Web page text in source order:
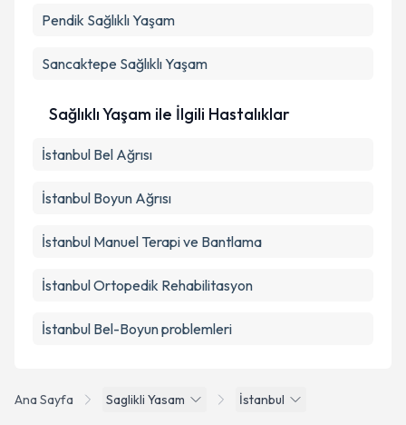
Ana Sayfa Saglikli Yasam İstanbul
Pendik Sağlıklı Yaşam
Sancaktepe Sağlıklı Yaşam
Sağlıklı Yaşam ile İlgili Hastalıklar
İstanbul Bel Ağrısı
İstanbul Boyun Ağrısı
İstanbul Manuel Terapi ve Bantlama
İstanbul Ortopedik Rehabilitasyon
İstanbul Bel-Boyun problemleri